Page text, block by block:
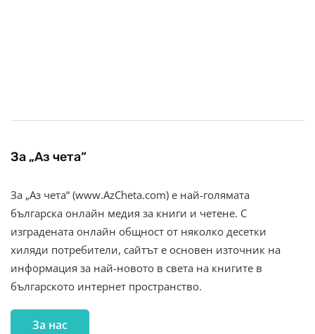
За „Аз чета“
За „Аз чета“ (www.AzCheta.com) е най-голямата
българска онлайн медия за книги и четене. С
изградената онлайн общност от няколко десетки
хиляди потребители, сайтът е основен източник на
информация за най-новото в света на книгите в
българското интернет пространство.
За нас